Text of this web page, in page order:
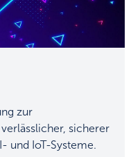
zur
sicherer
und IoT-Systeme.